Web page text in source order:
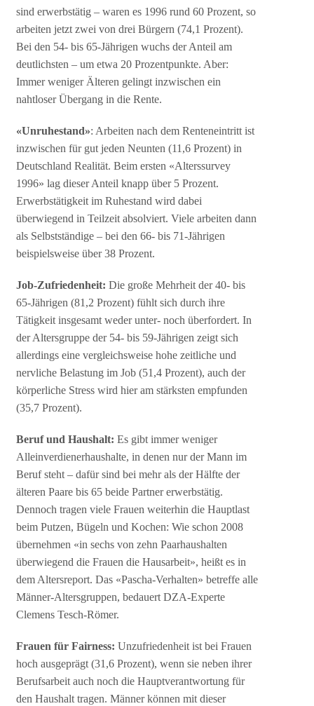
sind erwerbstätig – waren es 1996 rund 60 Prozent, so
arbeiten jetzt zwei von drei Bürgern (74,1 Prozent).
Bei den 54- bis 65-Jährigen wuchs der Anteil am
deutlichsten – um etwa 20 Prozentpunkte. Aber:
Immer weniger Älteren gelingt inzwischen ein
nahtloser Übergang in die Rente.
«Unruhestand»: Arbeiten nach dem Renteneintritt ist
inzwischen für gut jeden Neunten (11,6 Prozent) in
Deutschland Realität. Beim ersten «Alterssurvey
1996» lag dieser Anteil knapp über 5 Prozent.
Erwerbstätigkeit im Ruhestand wird dabei
überwiegend in Teilzeit absolviert. Viele arbeiten dann
als Selbstständige – bei den 66- bis 71-Jährigen
beispielsweise über 38 Prozent.
Job-Zufriedenheit: Die große Mehrheit der 40- bis
65-Jährigen (81,2 Prozent) fühlt sich durch ihre
Tätigkeit insgesamt weder unter- noch überfordert. In
der Altersgruppe der 54- bis 59-Jährigen zeigt sich
allerdings eine vergleichsweise hohe zeitliche und
nervliche Belastung im Job (51,4 Prozent), auch der
körperliche Stress wird hier am stärksten empfunden
(35,7 Prozent).
Beruf und Haushalt: Es gibt immer weniger
Alleinverdienerhaushalte, in denen nur der Mann im
Beruf steht – dafür sind bei mehr als der Hälfte der
älteren Paare bis 65 beide Partner erwerbstätig.
Dennoch tragen viele Frauen weiterhin die Hauptlast
beim Putzen, Bügeln und Kochen: Wie schon 2008
übernehmen «in sechs von zehn Paarhaushalten
überwiegend die Frauen die Hausarbeit», heißt es in
dem Altersreport. Das «Pascha-Verhalten» betreffe alle
Männer-Altersgruppen, bedauert DZA-Experte
Clemens Tesch-Römer.
Frauen für Fairness: Unzufriedenheit ist bei Frauen
hoch ausgeprägt (31,6 Prozent), wenn sie neben ihrer
Berufsarbeit auch noch die Hauptverantwortung für
den Haushalt tragen. Männer können mit dieser